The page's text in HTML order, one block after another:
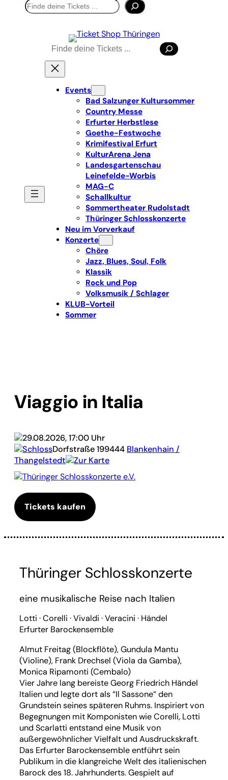
Suchen
Suchen
Events
Bad Salzunger Kultursommer
Country Messe
Erfurter Herbstlese
Goethe-Festwoche
Krimifestival Erfurt
KulturArena Jena
Landesgartenschau
Leinefelde-Worbis
MAG-C
Schallkultur
Sommertheater Rudolstadt
Thüringer Schlosskonzerte
Neu im Vorverkauf
Konzerte
Chöre
Jazz, Blues, Soul, Folk
Klassik
Rock und Pop
Volksmusik / Schlager
KLUB-Vorteil
Sommer
Viaggio in Italia
29.08.2026, 17:00 Uhr
SchlossDorfstraße 199444 Blankenhain /
Thangelstedt
Zur Karte
Thüringer Schlosskonzerte e.V.
Tickets kaufen
Thüringer Schlosskonzerte
eine musikalische Reise nach Italien
Lotti · Corelli · Vivaldi · Veracini · Händel
Erfurter Barockensemble
Almut Freitag (Blockflöte), Gundula Mantu
(Violine), Frank Drechsel (Viola da Gamba),
Monica Ripamonti (Cembalo)
Vier Jahre lang bereiste Georg Friedrich Händel
Italien und legte dort als “Il Sassone“ den
Grundstein seines späteren Ruhms. Inspiriert von
Begegnungen mit Komponisten wie Corelli, Lotti
und Scarlatti entstand eine Musik von
außergewöhnlicher Vielfalt und Ausdruckskraft.
Das Erfurter Barockensemble entführt sein
Publikum in die klangreiche Welt des italienischen
Barock des 18. Jahrhunderts. Gespielt auf